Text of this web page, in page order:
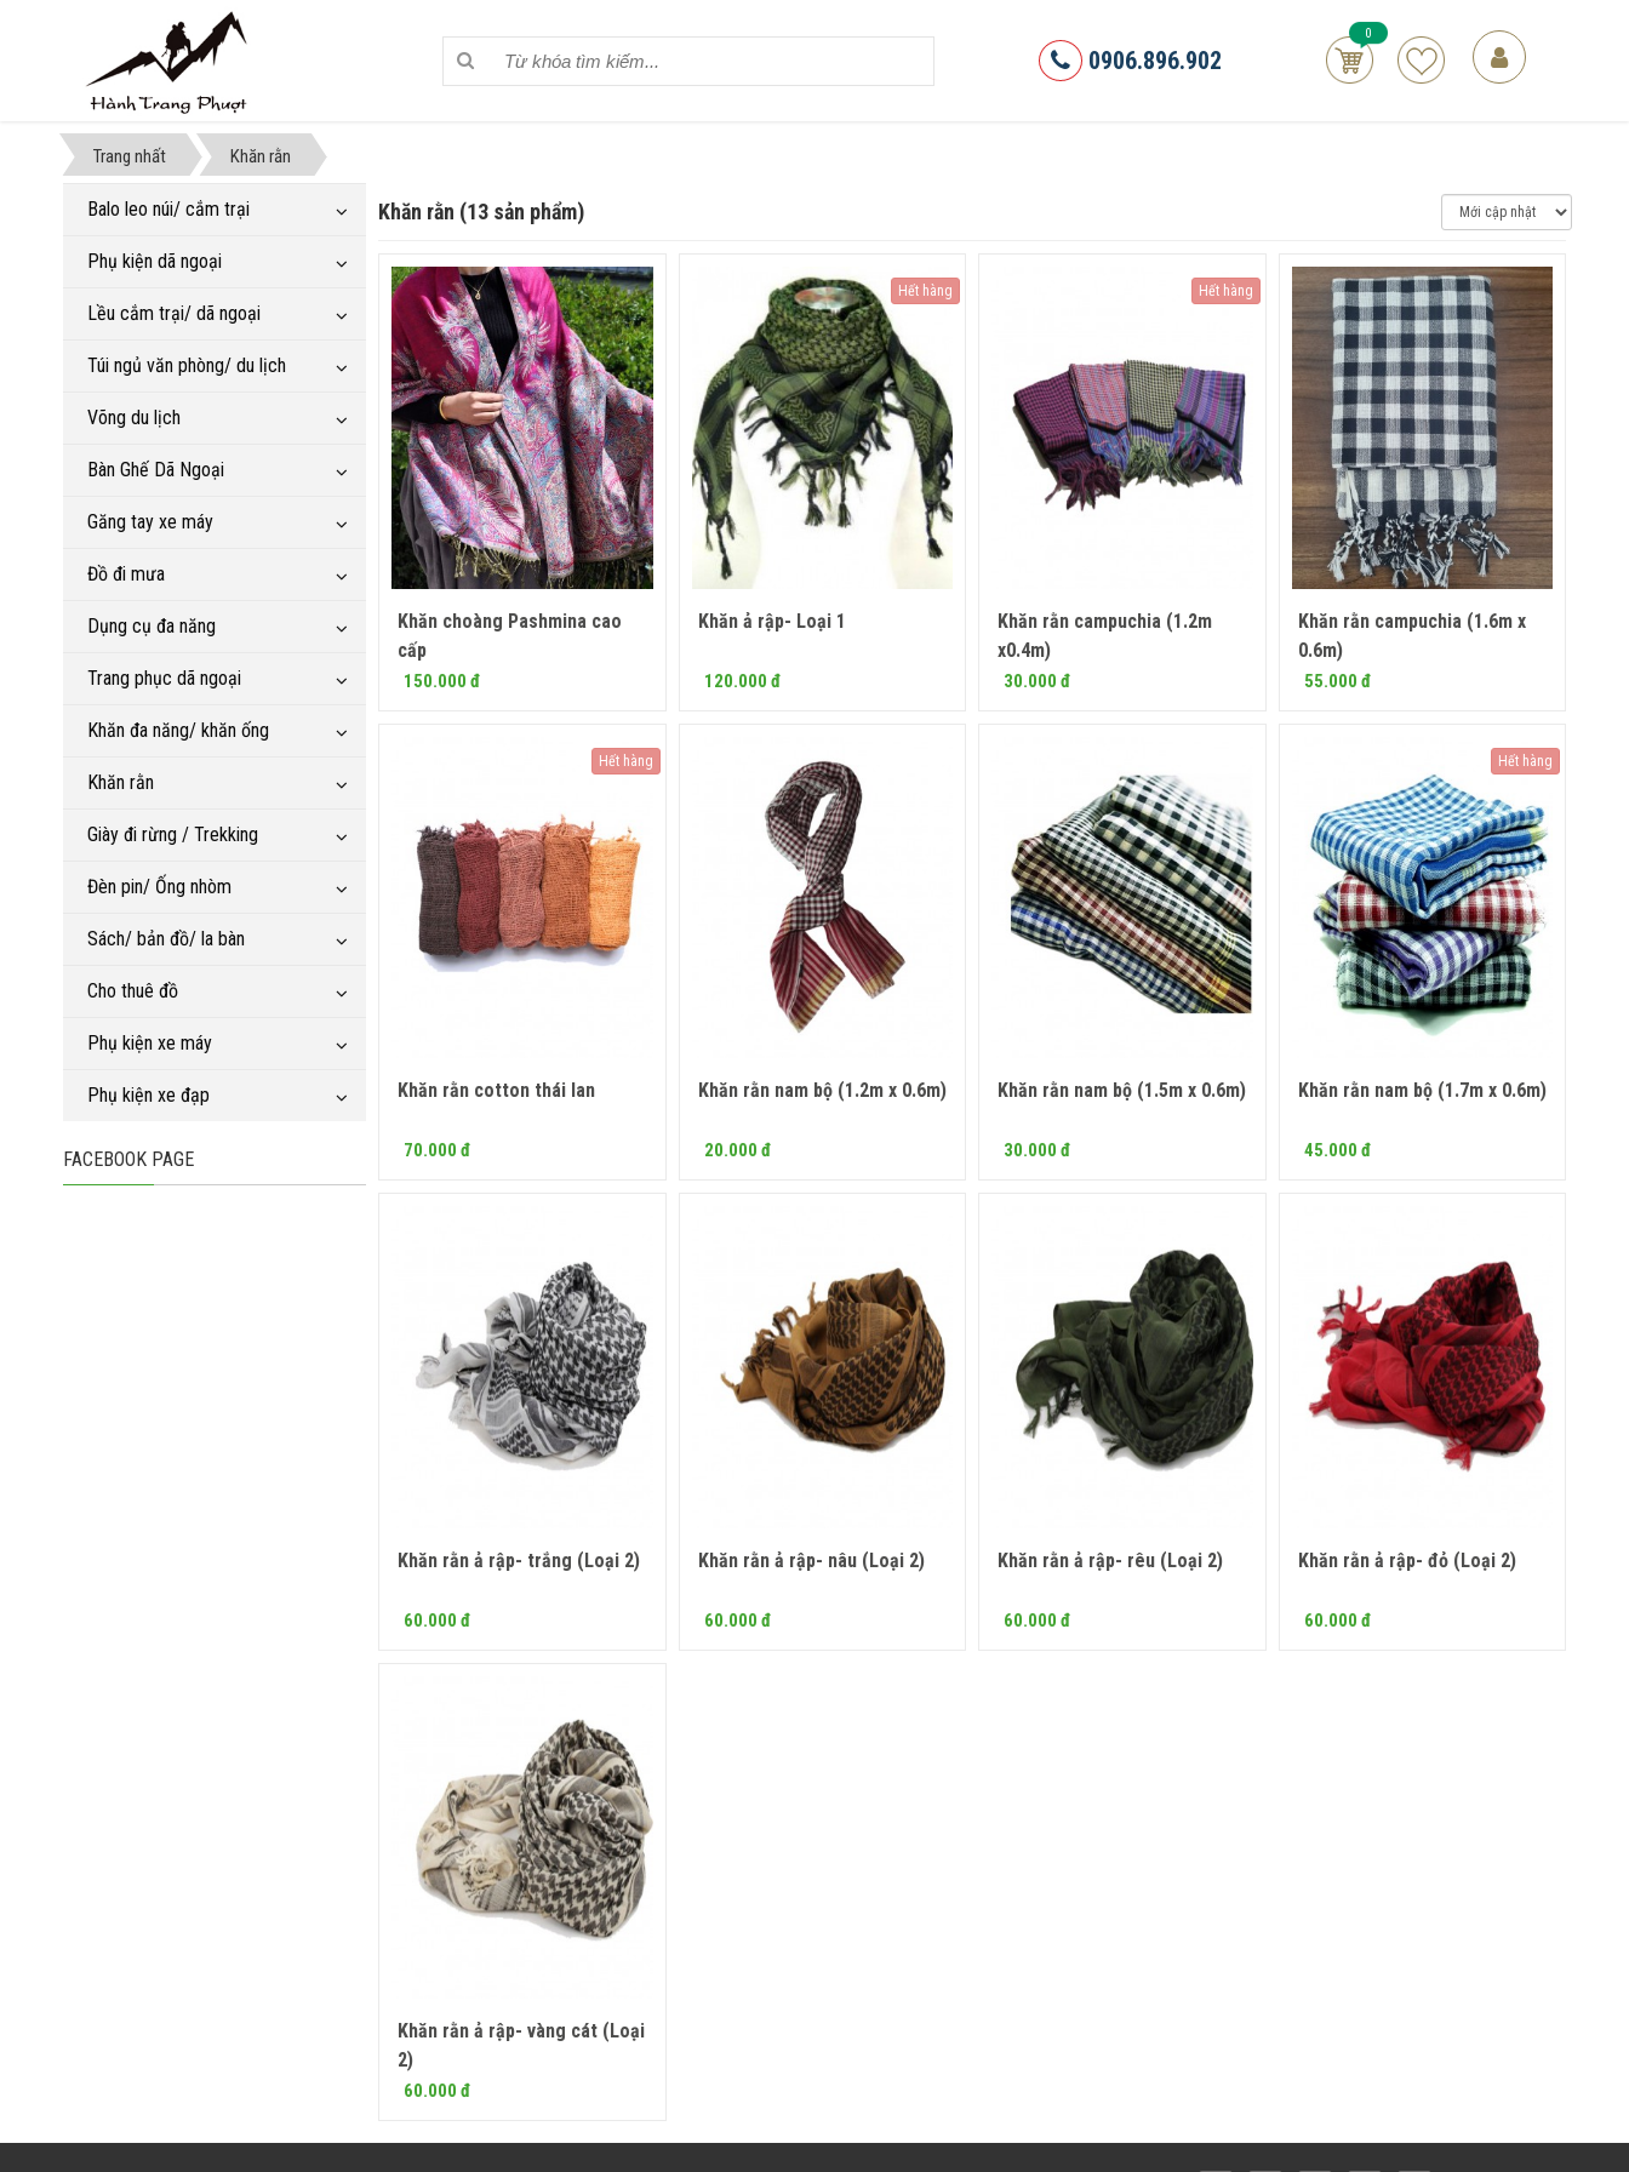
0906.896.902
0
Trang nhất Khăn rằn
Khăn rằn (13 sản phẩm)
Mua ngay
Khăn choàng Pashmina cao
cấp
150.000 đ
Khăn ả rập- Loại 1
120.000 đ
Hết hàng
Khăn rằn campuchia (1.2m
x0.4m)
30.000 đ
Hết hàng
Mua ngay
Khăn rằn campuchia (1.6m x
0.6m)
55.000 đ
Khăn rằn cotton thái lan
70.000 đ
Hết hàng
Mua ngay
Khăn rằn nam bộ (1.2m x 0.6m)
20.000 đ
Mua ngay
Khăn rằn nam bộ (1.5m x 0.6m)
30.000 đ
Khăn rằn nam bộ (1.7m x 0.6m)
45.000 đ
Hết hàng
Mua ngay
Khăn rằn ả rập- trắng (Loại 2)
60.000 đ
Mua ngay
Khăn rằn ả rập- nâu (Loại 2)
60.000 đ
Mua ngay
Khăn rằn ả rập- rêu (Loại 2)
60.000 đ
Mua ngay
Khăn rằn ả rập- đỏ (Loại 2)
60.000 đ
Mua ngay
Khăn rằn ả rập- vàng cát (Loại
2)
60.000 đ
Balo leo núi/ cắm trại
Phụ kiện dã ngoại
Lều cắm trại/ dã ngoại
Túi ngủ văn phòng/ du lịch
Võng du lịch
Bàn Ghế Dã Ngoại
Găng tay xe máy
Đồ đi mưa
Dụng cụ đa năng
Trang phục dã ngoại
Khăn đa năng/ khăn ống
Khăn rằn
Giày đi rừng / Trekking
Đèn pin/ Ống nhòm
Sách/ bản đồ/ la bàn
Cho thuê đồ
Phụ kiện xe máy
Phụ kiện xe đạp
FACEBOOK PAGE